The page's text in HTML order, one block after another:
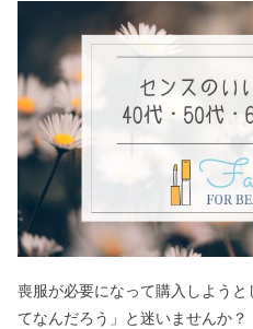
喪服が必要になって購入しよう
てなんだろう」と迷いませんか？